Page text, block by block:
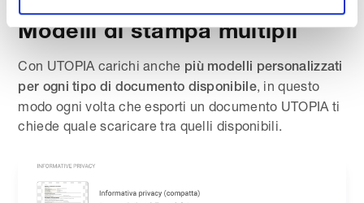
Modelli di stampa multipli
Con UTOPIA carichi anche più modelli personalizzati
per ogni tipo di documento disponibile, in questo
modo ogni volta che esporti un documento UTOPIA ti
chiede quale scaricare tra quelli disponibili.